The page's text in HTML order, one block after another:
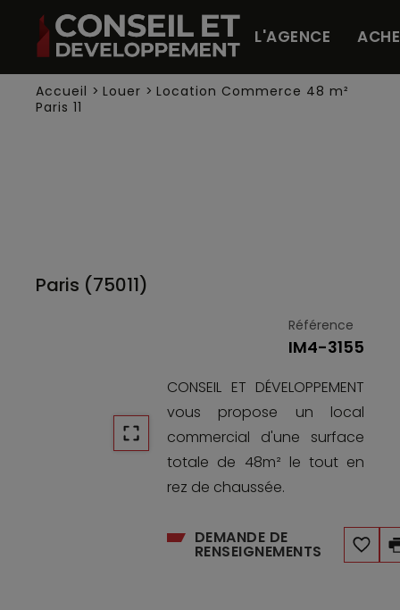
L'AGENCE
Accueil > Louer > Location Commerce 48 m²
Paris 11
Paris (75011)
Référence
IM4-3155
CONSEIL ET DÉVELOPPEMENT
vous propose un local
commercial d'une surface
totale de 48m² le tout en
rez de chaussée.
DEMANDE DE
RENSEIGNEMENTS